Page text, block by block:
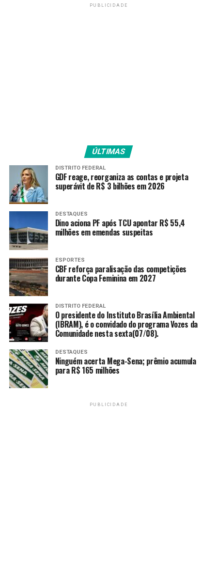
PUBLICIDADE
ÚLTIMAS
DISTRITO FEDERAL
GDF reage, reorganiza as contas e projeta
superávit de R$ 3 bilhões em 2026
DESTAQUES
Dino aciona PF após TCU apontar R$ 55,4
milhões em emendas suspeitas
ESPORTES
CBF reforça paralisação das competições
durante Copa Feminina em 2027
DISTRITO FEDERAL
O presidente do Instituto Brasília Ambiental
(IBRAM), é o convidado do programa Vozes da
Comunidade nesta sexta(07/08).
DESTAQUES
Ninguém acerta Mega-Sena; prêmio acumula
para R$ 165 milhões
PUBLICIDADE